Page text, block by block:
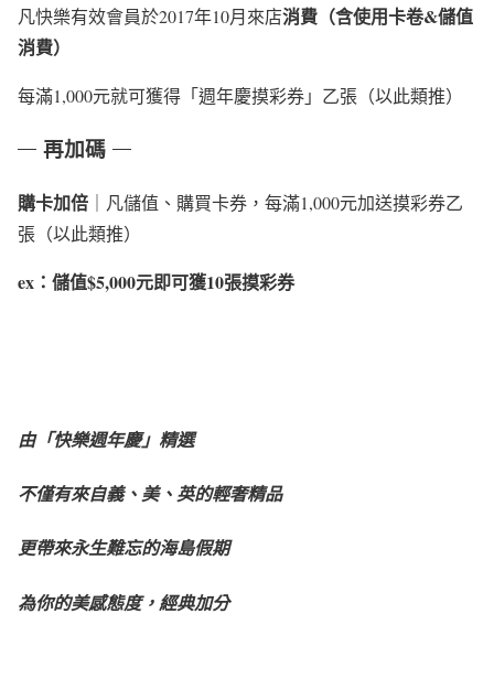
凡快樂有效會員於2017年10月來店消費（含使用卡卷&儲值
消費）
每滿1,000元就可獲得「週年慶摸彩券」乙張（以此類推）
再加碼
購卡加倍 ｜凡儲值、購買卡券，每滿1,000元加送摸彩券乙
張（以此類推）
ex：儲值$5,000元即可獲10張摸彩券
由「快樂週年慶」精選
不僅有來自義、美、英的輕奢精品
更帶來永生難忘的海島假期
為你的美感態度，經典加分